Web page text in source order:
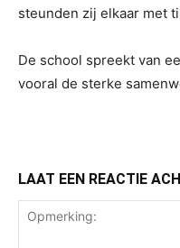
steunden zij elkaar met
De school spreekt van
vooral de sterke
LAAT EEN REACTIE